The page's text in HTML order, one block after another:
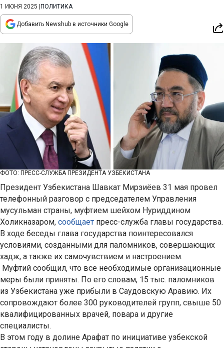
1 ИЮНЯ 2025 ПОЛИТИКА
Добавить Newshub в источники Google
ФОТО: ПРЕСС-СЛУЖБА ПРЕЗИДЕНТА УЗБЕКИСТАНА
Президент Узбекистана Шавкат Мирзиёев 31 мая провел
телефонный разговор с председателем Управления
мусульман страны, муфтием шейхом Нуриддином
Холикназаром, сообщает пресс-служба главы государства.
В ходе беседы глава государства поинтересовался
условиями, созданными для паломников, совершающих
хадж, а также их самочувствием и настроением.
Муфтий сообщил, что все необходимые организационные
меры были приняты. По его словам, 15 тыс. паломников
из Узбекистана уже прибыли в Саудовскую Аравию. Их
сопровождают более 300 руководителей групп, свыше 50
квалифицированных врачей, повара и другие
специалисты.
В этом году в долине Арафат по инициативе узбекской